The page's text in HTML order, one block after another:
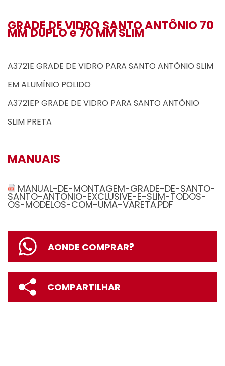
GRADE DE VIDRO SANTO ANTÔNIO 70
MM DUPLO e 70 MM SLIM
A3721E GRADE DE VIDRO PARA SANTO ANTÔNIO SLIM
EM ALUMÍNIO POLIDO
A3721EP GRADE DE VIDRO PARA SANTO ANTÔNIO
SLIM PRETA
MANUAIS
MANUAL-DE-MONTAGEM-GRADE-DE-SANTO-
SANTO-ANTONIO-EXCLUSIVE-E-SLIM-TODOS-
OS-MODELOS-COM-UMA-VARETA.PDF
AONDE COMPRAR?
COMPARTILHAR